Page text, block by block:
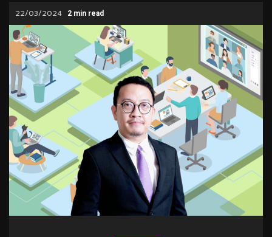
22/03/2024 2 min read